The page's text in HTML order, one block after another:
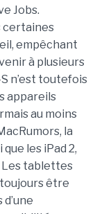
Jobs.
certaines
empêchant
à plusieurs
n’est toutefois
appareils
au moins
, la
les iPad 2,
Les tablettes
être